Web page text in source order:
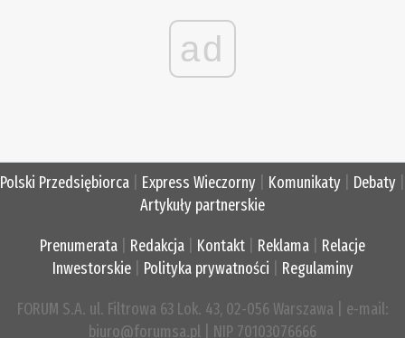
ad
Polski Przedsiębiorca Express Wieczorny Komunikaty Debaty
Artykuły partnerskie
Prenumerata Redakcja Kontakt Reklama
Relacje
Inwestorskie| Polityka prywatności Regulaminy
FORUM S.A. ul. Filtrowa 63 Lok. 43, 02-056 Warszawa | e-mail:
biuro@forumsa.pl | NIP 70103076666